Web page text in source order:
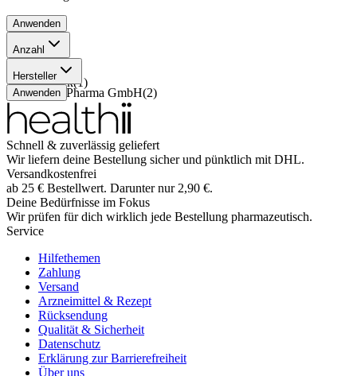
Anwenden
Anzahl
50 Stück (1
100 Stück(1)
Hersteller
ALIUD Pharma GmbH(2)
Anwenden
Schnell & zuverlässig geliefert
Wir liefern deine Bestellung sicher und pünktlich mit DHL.
Versandkostenfrei
ab 25 € Bestellwert. Darunter nur 2,90 €.
Deine Bedürfnisse im Fokus
Wir prüfen für dich wirklich jede Bestellung pharmazeutisch.
Service
Hilfethemen
Zahlung
Versand
Arzneimittel & Rezept
Rücksendung
Qualität & Sicherheit
Datenschutz
Erklärung zur Barrierefreiheit
Über uns